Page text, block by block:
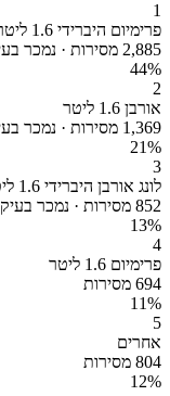
1
פרימיום היברידי 1.6 ליטר
2,885 מסירות · נמכר בעיקר לפרטיים
44%
2
אורבן 1.6 ליטר
1,369 מסירות · נמכר בעיקר לצי רכב
21%
3
לונג אורבן היברידי 1.6 ליטר
852 מסירות · נמכר בעיקר לצי רכב
13%
4
פרימיום 1.6 ליטר
694 מסירות
11%
5
אחרים
804 מסירות
12%